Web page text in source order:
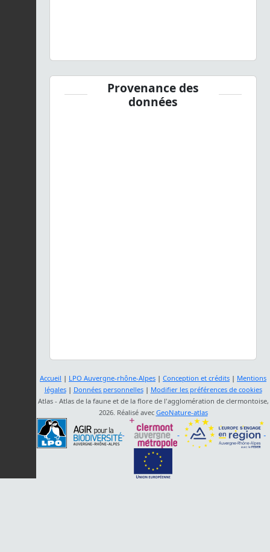
Provenance des
données
Accueil | LPO Auvergne-rhône-Alpes | Conception et crédits | Mentions
légales| Données personnelles| Modifier les préférences de cookies
Atlas - Atlas de la faune et de la flore de l'agglomération de clermontoise,
2026. Réalisé avec GeoNature-atlas